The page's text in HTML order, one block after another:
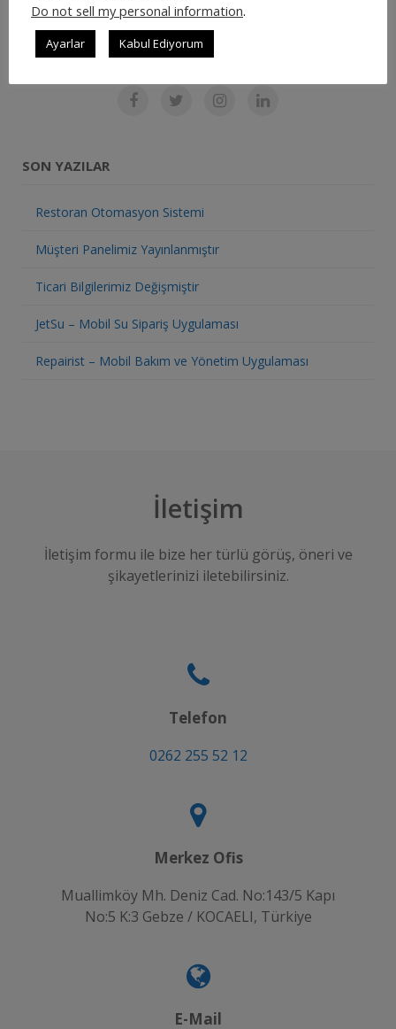
SOSYAL MEDYADA BIZ
SON YAZILAR
Restoran Otomasyon Sistemi
Müşteri Panelimiz Yayınlanmıştır
Ticari Bilgilerimiz Değişmiştir
JetSu – Mobil Su Sipariş Uygulaması
Repairist – Mobil Bakım ve Yönetim Uygulaması
İletişim
İletişim formu ile bize her türlü görüş, öneri ve
şikayetlerinizi iletebilirsiniz.
Telefon
0262 255 52 12
Merkez Ofis
Muallimköy Mh. Deniz Cad. No:143/5 Kapı
No:5 K:3 Gebze / KOCAELI, Türkiye
E-Mail
Do not sell my personal information.
Ayarlar Kabul Ediyorum